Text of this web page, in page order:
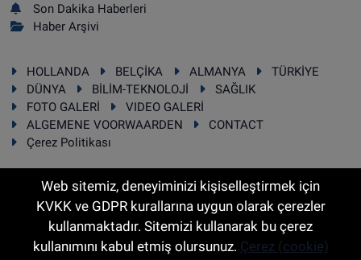
Son Dakika Haberleri
Haber Arşivi
HOLLANDA BELÇİKA ALMANYA
TÜRKİYE
DÜNYA
BİLİM-TEKNOLOJİ
SAĞLIK
FOTO GALERİ
VIDEO GALERİ
ALGEMENE VOORWAARDEN
CONTACT
Çerez Politikası
RSS Copyright © 2025 Sonhaber.eu Her hakkı saklıdır.
Web sitemiz, deneyiminizi kişiselleştirmek için
KVKK ve GDPR kurallarına uygun olarak çerezler
kullanmaktadır. Sitemizi kullanarak bu çerez
kullanımını kabul etmiş olursunuz. Çerez (cookie)